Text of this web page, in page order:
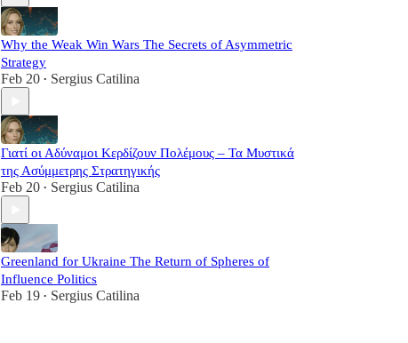
Why the Weak Win Wars The Secrets of Asymmetric
Strategy
Feb 20 • Sergius Catilina
Γιατί οι Αδύναμοι Κερδίζουν Πολέμους – Τα Μυστικά
της Ασύμμετρης Στρατηγικής
Feb 20 • Sergius Catilina
Greenland for Ukraine The Return of Spheres of
Influence Politics
Feb 19 • Sergius Catilina